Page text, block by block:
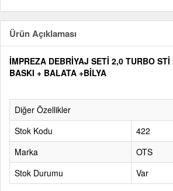
Ürün Açıklaması
İMPREZA DEBRİYAJ SETİ 2,0 TURBO STİ
BASKI + BALATA +BİLYA
Diğer Özellikler
Stok Kodu
422
Marka
OTS
Stok Durumu
Var